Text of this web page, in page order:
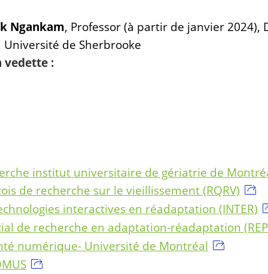
Ngankam, Professor (à partir de janvier 2024),
Université de Sherbrooke
vedette :
institut universitaire de gériatrie de
de recherche sur le vieillissement (RQRV)
interactives en réadaptation (INTER)
de recherche en adaptation-réadaptation
numérique- Université de Montréal